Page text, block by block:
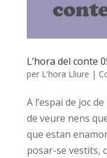
L’hora del conte
per L'hora Lliure |
A l’espai de joc
de veure nens
que estan
posar-se vestits,